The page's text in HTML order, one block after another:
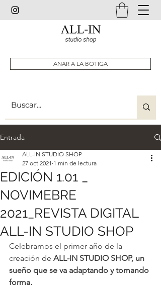
ANAR A LA BOTIGA
Entrada
EDICIÓN 1.01 _
NOVIMEBRE
2021_REVISTA DIGITAL
ALL-IN STUDIO SHOP
ALL-IN STUDIO SHOP
27 oct 2021 1 min de lectura
Celebramos el primer año de la
creación de ALL-IN STUDIO SHOP, un
sueño que se va adaptando y tomando
forma.